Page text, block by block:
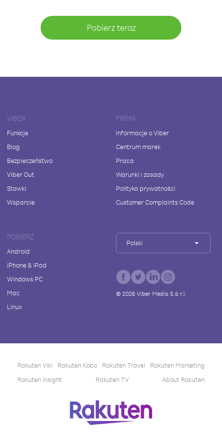
Pobierz teraz
VIBER
Funkcje
Blog
Bezpieczeństwo
Viber Out
Stawki
Wsparcie
FIRMA
Informacje o Viber
Centrum marek
Praca
Warunki i zasady
Polityka prywatności
Customer Complaints Code
POBIERZ
Android
iPhone & iPad
Windows PC
Mac
Linux
Polski
© 2026Viber Media S.à r.l.
Rakuten Viki Rakuten Kobo Rakuten Travel
Rakuten Marketing
Rakuten Insight
Rakuten TV About Rakuten